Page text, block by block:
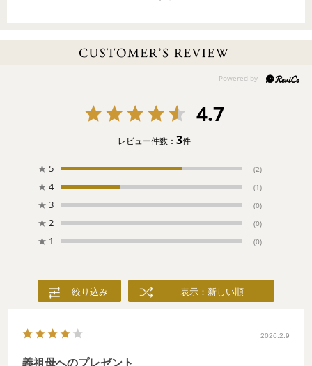
4.7
レビュー件数： 3件
★ 5 (2)
★ 4 (1)
★ 3 (0)
★ 2 (0)
★ 1 (0)
絞り込み 表示：新しい順
2026.2.9
義祖母へのプレゼント